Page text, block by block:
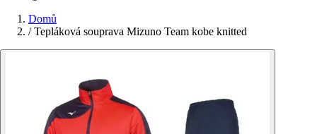
Domů
/ Tepláková souprava Mizuno Team kobe knitted